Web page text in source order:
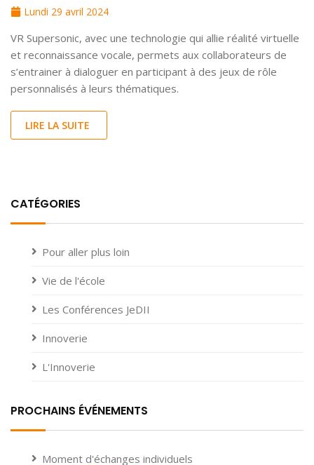
Lundi 29 avril 2024
VR Supersonic, avec une technologie qui allie réalité virtuelle
et reconnaissance vocale, permets aux collaborateurs de
s’entrainer à dialoguer en participant à des jeux de rôle
personnalisés à leurs thématiques.
LIRE LA SUITE
CATÉGORIES
Pour aller plus loin
Vie de l'école
Les Conférences JeDII
Innoverie
L'Innoverie
PROCHAINS ÉVÉNEMENTS
Moment d'échanges individuels